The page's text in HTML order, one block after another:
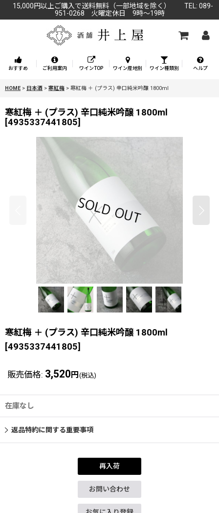
15,000円以上ご購入で送料無料（一部地域を除く） TEL: 089-
951-0268 火曜定休日 9時～19時
おすすめ ご利用案内 ワインTOP ワイン産地別 ワイン種類別 ヘルプ
HOME > 日本酒 > 寒紅梅 > 寒紅梅 ＋ (プラス) 辛口純米吟醸 1800ml
寒紅梅 ＋ (プラス) 辛口純米吟醸 1800ml
[4935337441805]
寒紅梅 ＋ (プラス) 辛口純米吟醸 1800ml
[4935337441805]
販売価格: 3,520 円 (税込)
在庫なし
返品特約に関する重要事項
再入荷
お問い合わせ